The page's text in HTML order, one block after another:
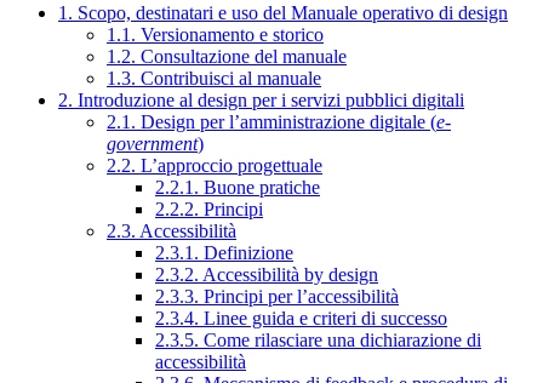
1. Scopo, destinatari e uso del Manuale operativo di design
1.1. Versionamento e storico
1.2. Consultazione del manuale
1.3. Contribuisci al manuale
2. Introduzione al design per i servizi pubblici digitali
2.1. Design per l’amministrazione digitale (e-
government)
2.2. L’approccio progettuale
2.2.1. Buone pratiche
2.2.2. Principi
2.3. Accessibilità
2.3.1. Definizione
2.3.2. Accessibilità by design
2.3.3. Principi per l’accessibilità
2.3.4. Linee guida e criteri di successo
2.3.5. Come rilasciare una dichiarazione di
accessibilità